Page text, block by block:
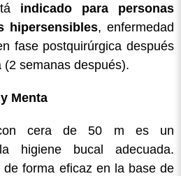
indicado para personas
hipersensibles, enfermedad
fase postquirúrgica después
semanas después).
Menta
cera de 50 m es un
higiene bucal adecuada.
de forma eficaz en la base de